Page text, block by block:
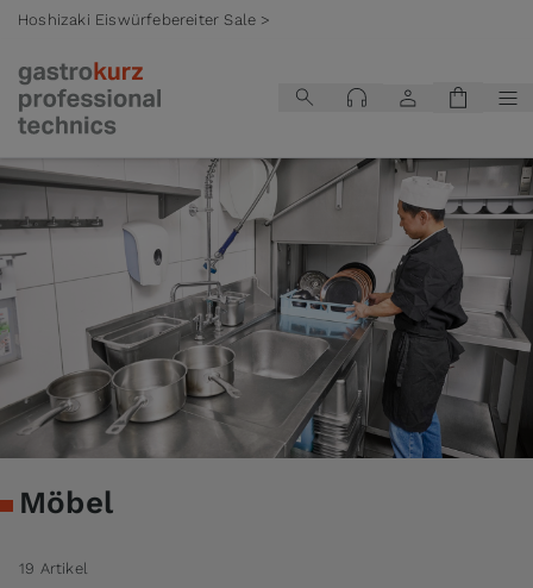
Hoshizaki Eiswürfebereiter Sale >
Möbel
19 Artikel